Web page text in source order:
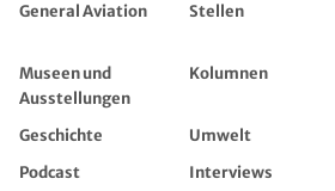
General Aviation
Stellen
Museen und
Ausstellungen
Kolumnen
Geschichte Umwelt
Podcast
Interviews